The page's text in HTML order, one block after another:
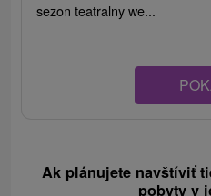
sezon teatralny we...
Ak plánujete navštíviť
pobyty v